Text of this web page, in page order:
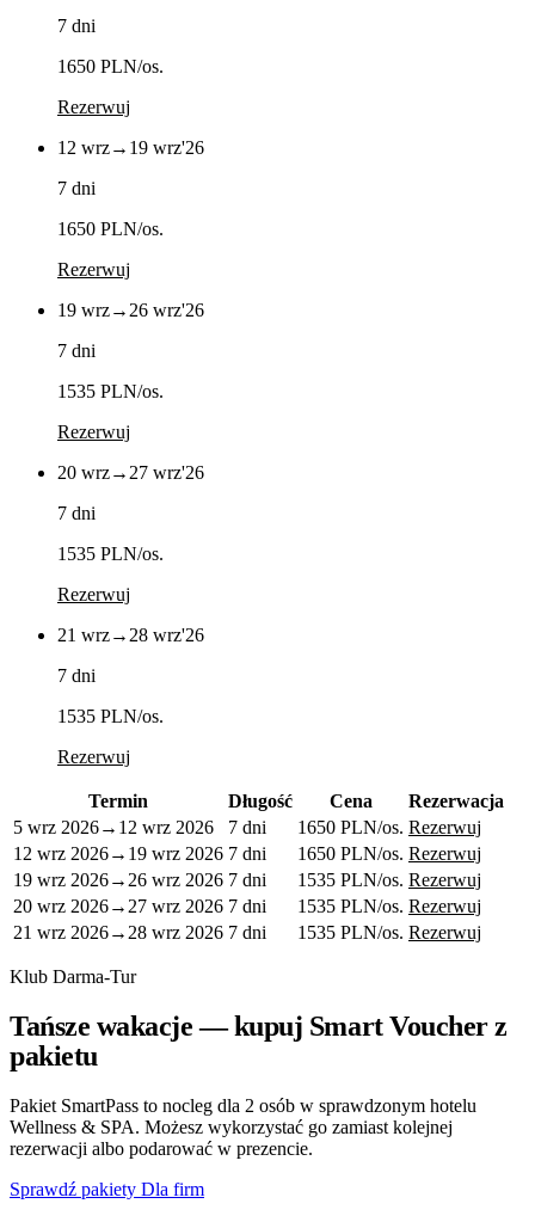
7 dni
1650 PLN/os.
Rezerwuj
12 wrz→ 19 wrz'26
7 dni
1650 PLN/os.
Rezerwuj
19 wrz→ 26 wrz'26
7 dni
1535 PLN/os.
Rezerwuj
20 wrz→ 27 wrz'26
7 dni
1535 PLN/os.
Rezerwuj
21 wrz→ 28 wrz'26
7 dni
1535 PLN/os.
Rezerwuj
Termin Długość Cena
Rezerwacja
5 wrz 2026→ 12 wrz 2026 7 dni 1650 PLN/os. Rezerwuj
12 wrz 2026→ 19 wrz 2026 7 dni 1650 PLN/os. Rezerwuj
19 wrz 2026→ 26 wrz 2026 7 dni 1535 PLN/os. Rezerwuj
20 wrz 2026→ 27 wrz 2026 7 dni 1535 PLN/os. Rezerwuj
21 wrz 2026→ 28 wrz 2026 7 dni 1535 PLN/os. Rezerwuj
Klub Darma-Tur
Tańsze wakacje — kupuj Smart Voucher z
pakietu
Pakiet SmartPass to nocleg dla 2 osób w sprawdzonym hotelu
Wellness & SPA. Możesz wykorzystać go zamiast kolejnej
rezerwacji albo podarować w prezencie.
Sprawdź pakiety Dla firm